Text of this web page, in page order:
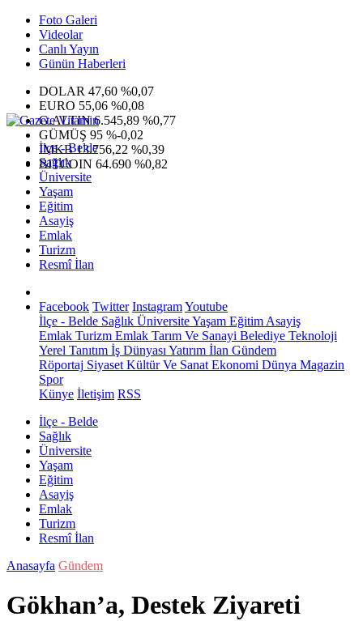
Foto Galeri
Videolar
Canlı Yayın
Günün Haberleri
DOLAR 47,60 %0,07
EURO 55,06 %0,08
G.ALTIN6.545,89 %0,77
GÜMÜŞ 95 %-0,02
IMKB13.756,22 %0,39
BITCOIN 64.690 %0,82
İlçe - Belde
Sağlık
Üniversite
Yaşam
Eğitim
Asayiş
Emlak
Turizm
Resmî İlan
Facebook Twitter InstagramYoutube
İlçe - Belde Sağlık ÜniversiteYaşam Eğitim Asayiş
Emlak Turizm Emlak Tarım Ve Sanayi Belediye Teknoloji
Yerel Tanıtım İş Dünyası Yatırım İlan Gündem
Röportaj Siyaset Kültür Ve Sanat Ekonomi Dünya Magazin
Spor
Künye İletişim RSS
İlçe - Belde
Sağlık
Üniversite
Yaşam
Eğitim
Asayiş
Emlak
Turizm
Resmî İlan
Anasayfa Gündem
Gökhan’a, Destek Ziyareti